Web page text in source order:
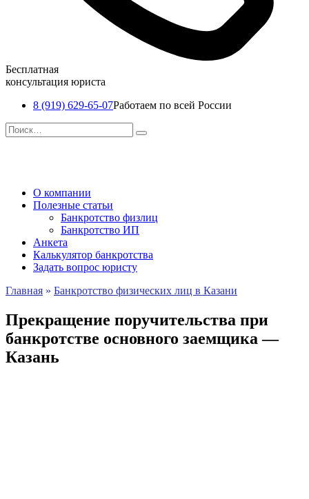
Бесплатная
консультация юриста
8 (919) 629-65-07Работаем по всей России
Перейти
к
Search
for:
О компании
Полезные статьи
Банкротство физлиц
Банкротство ИП
Анкета
Калькулятор банкротства
Задать вопрос юристу
Главная » Банкротство физических лиц в Казани
Прекращение поручительства при
банкротстве основного заемщика —
Казань